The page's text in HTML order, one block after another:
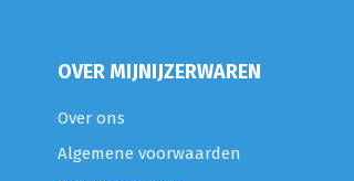
OVER MIJNIJZERWAREN
Over ons
Algemene voorwaarden